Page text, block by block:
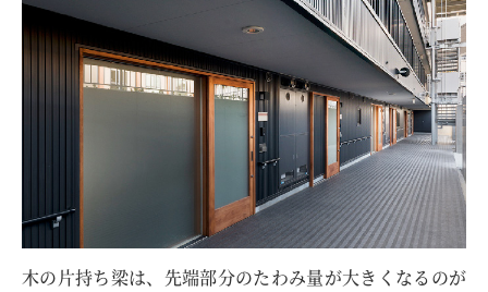
木の片持ち梁は、先端部分のたわみ量が大きくなるのが